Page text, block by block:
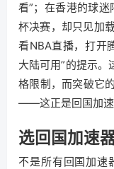
看”；在香港的球
杯决赛，却只见加
看NBA直播，打开
大陆可用”的提示。
格限制，而突破它
——这正是回国加速
选回国加速
不是所有回国加速